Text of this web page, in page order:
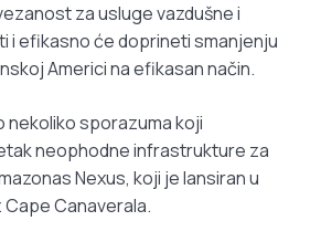
za usluge vazdušne i
i efikasno će doprineti smanjenju
Americi na efikasan način.
sporazuma koji
neophodne infrastrukture za
Nexus, koji je lansiran u
Canaverala.